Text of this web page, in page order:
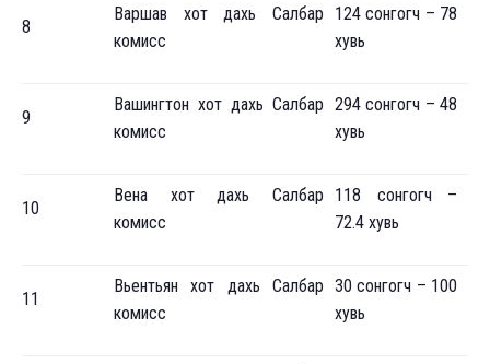
8
Варшав хот дахь Салбар
комисс
124 сонгогч – 78
хувь
9
Вашингтон хот дахь Салбар
комисс
294 сонгогч – 48
хувь
10
Вена хот дахь Салбар
комисс
118 сонгогч –
72.4 хувь
11
Вьентьян хот дахь Салбар
комисс
30 сонгогч – 100
хувь